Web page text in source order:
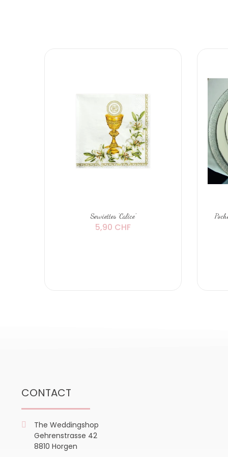
Serviettes 'Calice'
5,90 CHF
CONTACT
The Weddingshop
Gehrenstrasse 42
8810 Horgen